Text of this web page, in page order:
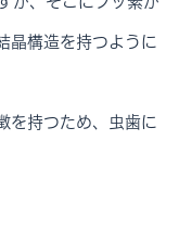
晶構造を持つように
を持つため、虫歯に